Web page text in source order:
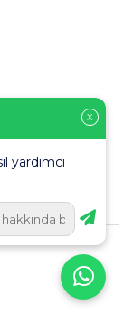
X
yardımcı